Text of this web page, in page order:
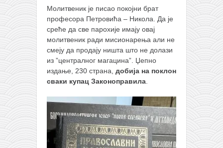
Молитвеник је писао покојни брат
професора Петровића – Никола. Да је
среће да све парохије имају овај
молитвеник ради мисионарења али не
смеју да продају ништа што не долази
из ”централног магацина”. Џепно
издање, 230 страна, добија на поклон
сваки купац Законоправила.